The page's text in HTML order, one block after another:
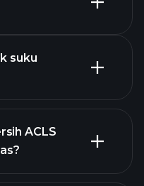
ACLS
suku
ACLS